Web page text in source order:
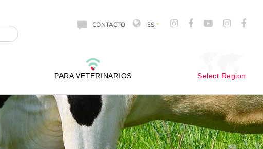
CONTACTO ES
PARA VETERINARIOS Select Region